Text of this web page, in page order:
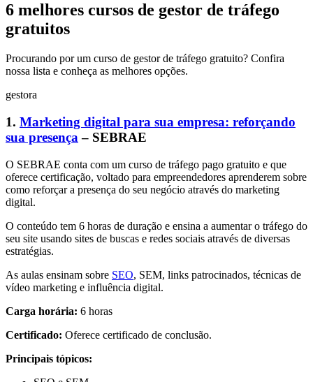
6 melhores cursos de gestor de tráfego
gratuitos
Procurando por um curso de gestor de tráfego gratuito? Confira
nossa lista e conheça as melhores opções.
gestora
1. Marketing digital para sua empresa: reforçando
sua presença – SEBRAE
O SEBRAE conta com um curso de tráfego pago gratuito e que
oferece certificação, voltado para empreendedores aprenderem sobre
como reforçar a presença do seu negócio através do marketing
digital.
O conteúdo tem 6 horas de duração e ensina a aumentar o tráfego do
seu site usando sites de buscas e redes sociais através de diversas
estratégias.
As aulas ensinam sobre SEO, SEM, links patrocinados, técnicas de
vídeo marketing e influência digital.
Carga horária: 6 horas
Certificado: Oferece certificado de conclusão.
Principais tópicos: